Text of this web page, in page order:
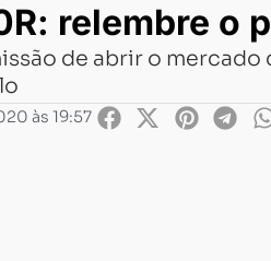
relembre o
de abrir o
às 19:57